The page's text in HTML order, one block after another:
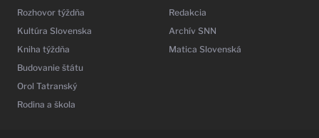
Rozhovor týždňa
Kultúra Slovenska
Kniha týždňa
Budovanie štátu
Orol Tatranský
Rodina a škola
Redakcia
Archív SNN
Matica Slovenská